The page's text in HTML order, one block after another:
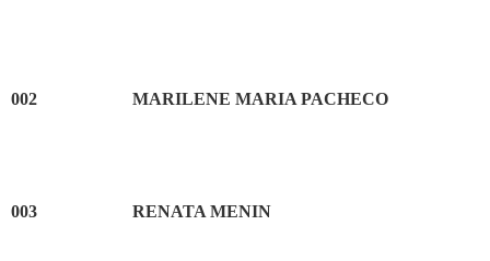
002 MARILENE MARIA PACHECO
003 RENATA MENIN